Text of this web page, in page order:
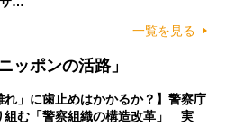
一覧を見る
ッポンの活路」
れ」に歯止めはかかるか？】警察庁
組む「警察組織の構造改革」 実